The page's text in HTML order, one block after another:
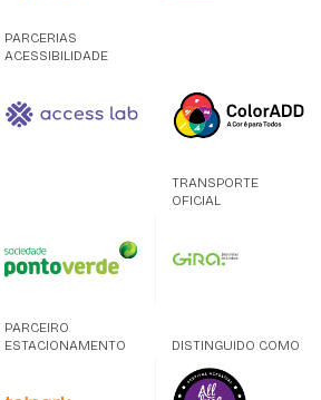
PARCERIAS
ACESSIBILIDADE
TRANSPORTE
OFICIAL
PARCEIRO
ESTACIONAMENTO
DISTINGUIDO COMO